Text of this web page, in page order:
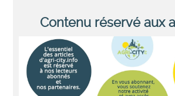
Contenu réservé aux